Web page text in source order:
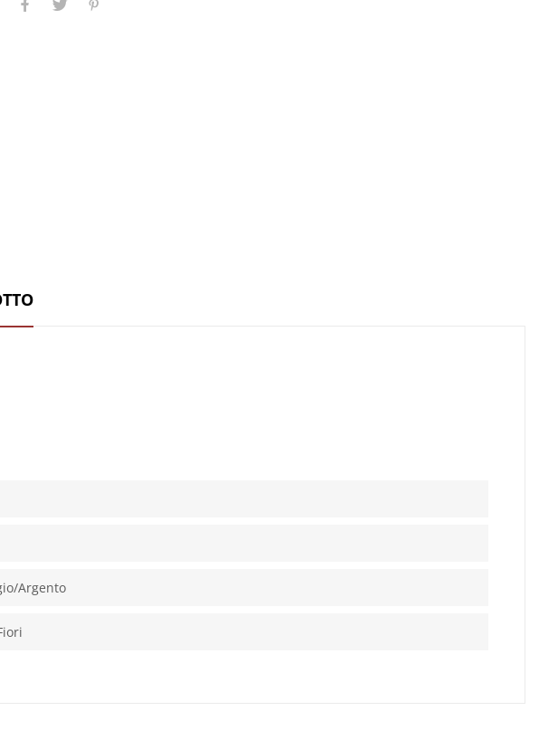
argento